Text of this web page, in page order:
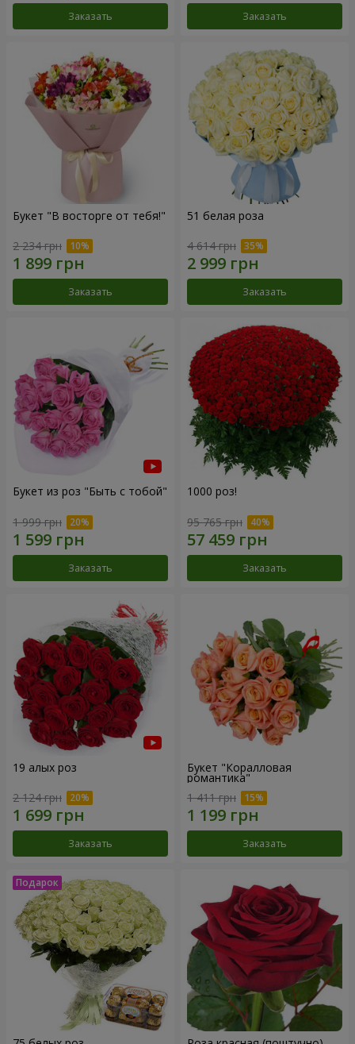
Заказать Заказать
Букет "В восторге от тебя!"
2 234 грн
Заказать
51 белая роза
4 614 грн
Заказать
Букет из роз "Быть с тобой"
1 999 грн
Заказать
1000 роз!
95 765 грн
Заказать
19 алых роз
2 124 грн
Заказать
Букет "Коралловая
романтика"
1 411 грн
Заказать